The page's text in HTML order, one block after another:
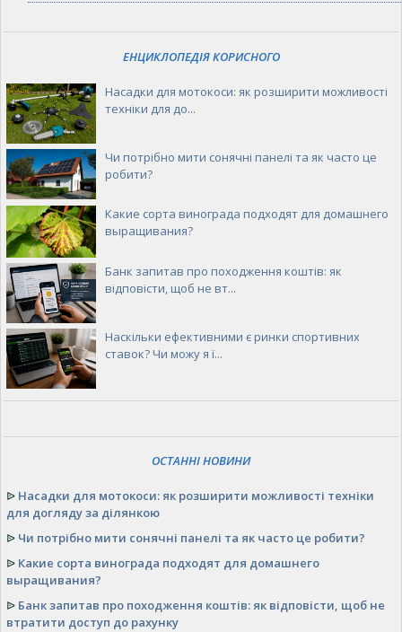
ЕНЦИКЛОПЕДІЯ КОРИСНОГО
Насадки для мотокоси: як розширити можливості
техніки для до...
Чи потрібно мити сонячні панелі та як часто це
робити?
Какие сорта винограда подходят для домашнего
выращивания?
Банк запитав про походження коштів: як
відповісти, щоб не вт...
Наскільки ефективними є ринки спортивних
ставок? Чи можу я ї...
ОСТАННІ НОВИНИ
ᐉ Насадки для мотокоси: як розширити можливості техніки
для догляду за ділянкою
ᐉ Чи потрібно мити сонячні панелі та як часто це робити?
ᐉ Какие сорта винограда подходят для домашнего
выращивания?
ᐉ Банк запитав про походження коштів: як відповісти, щоб не
втратити доступ до рахунку